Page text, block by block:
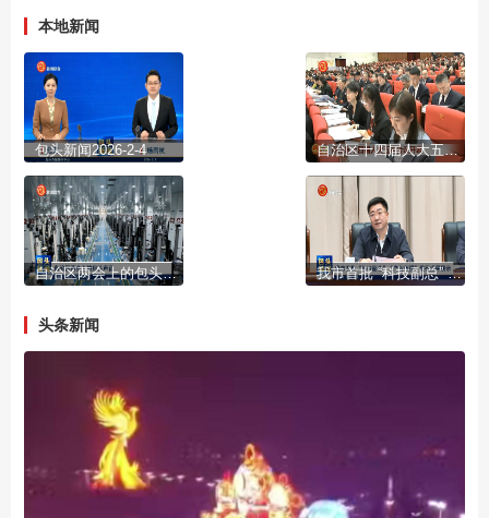
本地新闻
包头新闻2026-2-4 自治区十四届人大五次会议开幕
自治区两会上的包头声音 我市首批 “科技副总” “产业教授”进行成果展示
头条新闻